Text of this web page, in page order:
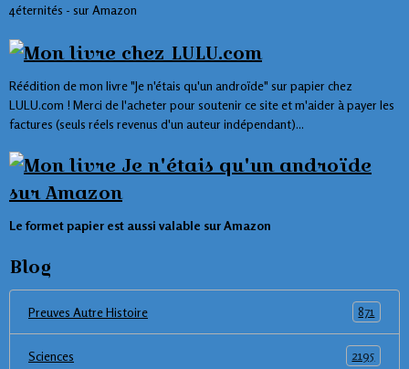
4éternités - sur Amazon
Réédition de mon livre "Je n'étais qu'un androïde" sur papier chez
LULU.com ! Merci de l'acheter pour soutenir ce site et m'aider à payer les
factures (seuls réels revenus d'un auteur indépendant)...
Le formet papier est aussi valable sur Amazon
Blog
Preuves Autre Histoire 871
Sciences 2195